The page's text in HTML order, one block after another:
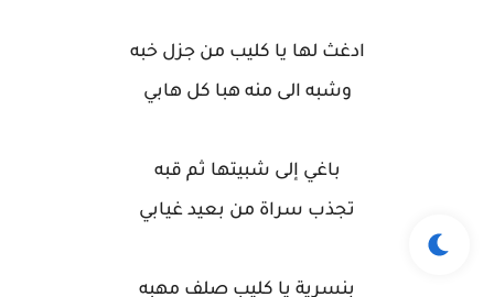
ادغث لها يا كليب من جزل خبه
وشبه الى منه هبا كل هابي
باغي إلى شبيتها ثم قبه
تجذب سراة من بعيد غيابي
بنسرية يا كليب صلف مهبه